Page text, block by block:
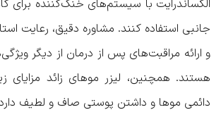
الکساندرایت با سیستم‌های خنک‌کننده
جانبی استفاده کنند. مشاوره دقیق، رعایت
و ارائه مراقبت‌های پس از درمان از دیگر
هستند. همچنین، لیزر موهای زائد مزایای
دائمی موها و داشتن پوستی صاف و لطیف